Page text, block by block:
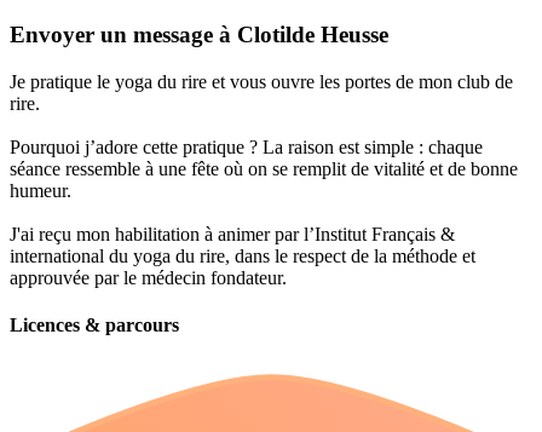
Envoyer un message à Clotilde Heusse
Je pratique le yoga du rire et vous ouvre les portes de mon club de
rire.
Pourquoi j’adore cette pratique ? La raison est simple : chaque
séance ressemble à une fête où on se remplit de vitalité et de bonne
humeur.
J'ai reçu mon habilitation à animer par l’Institut Français &
international du yoga du rire, dans le respect de la méthode et
approuvée par le médecin fondateur.
Licences & parcours